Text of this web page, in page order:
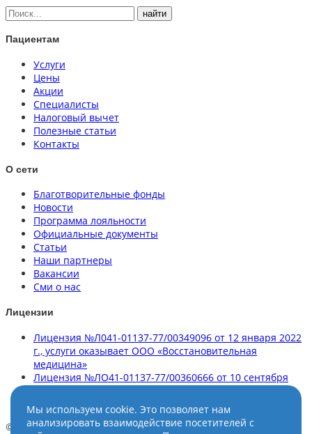
Пациентам
Услуги
Цены
Акции
Специалисты
Налоговый вычет
Полезные статьи
Контакты
О сети
Благотворительные фонды
Новости
Программа лояльности
Официальные документы
Статьи
Наши партнеры
Вакансии
Сми о нас
Лицензии
Лицензия №Л041-01137-77/00349096 от 12 января 2022
г., услуги оказывает ООО «Восстановительная
медицина»
Лицензия №ЛО41-01137-77/00360666 от 10 сентября
позвоночника»
© НейроСпектр, 2025. Все права зищищены. f
Мы используем cookie. Это позволяет нам
анализировать взаимодействие посетителей с